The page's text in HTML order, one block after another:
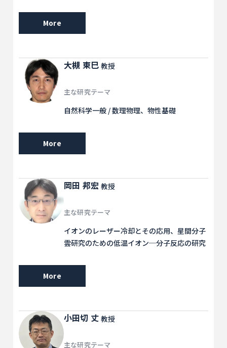
More
大槻 東巳教授
主な研究テーマ
自然科学一般 / 数理物理、物性基礎
More
岡田 邦宏教授
主な研究テーマ
イオンのレーザー冷却とその応用、星間分子
雲研究のための低温イオン─分子反応の研究
More
小田切 丈教授
主な研究テーマ